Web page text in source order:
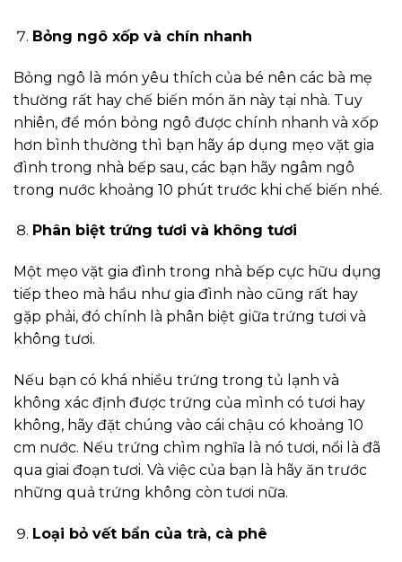
Bỏng ngô xốp và chín nhanh
Bỏng ngô là món yêu thích của bé nên các bà mẹ
thường rất hay chế biến món ăn này tại nhà. Tuy
nhiên, để món bỏng ngô được chính nhanh và xốp
hơn bình thường thì bạn hãy áp dụng mẹo vặt gia
đình trong nhà bếp sau, các bạn hãy ngâm ngô
trong nước khoảng 10 phút trước khi chế biến nhé.
Phân biệt trứng tươi và không tươi
Một mẹo vặt gia đình trong nhà bếp cực hữu dụng
tiếp theo mà hầu như gia đình nào cũng rất hay
gặp phải, đó chính là phân biệt giữa trứng tươi và
không tươi.
Nếu bạn có khá nhiều trứng trong tủ lạnh và
không xác định được trứng của mình có tươi hay
không, hãy đặt chúng vào cái chậu có khoảng 10
cm nước. Nếu trứng chìm nghĩa là nó tươi, nổi là đã
qua giai đoạn tươi. Và việc của bạn là hãy ăn trước
những quả trứng không còn tươi nữa.
Loại bỏ vết bẩn của trà, cà phê